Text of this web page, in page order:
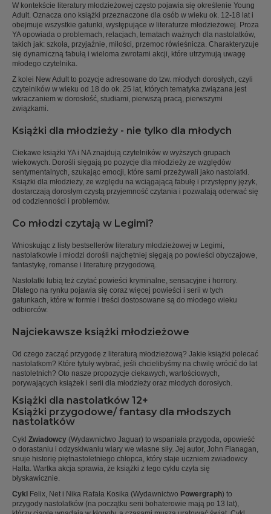
W kontekście literatury młodzieżowej często pojawia się określenie Young
Adult. Oznacza ono książki przeznaczone dla osób w wieku ok. 12-18 lat i
obejmuje wszystkie gatunki, występujące w literaturze młodzieżowej. Proza
YA opowiada o problemach, relacjach, tematach ważnych dla nastolatków,
takich jak: szkoła, przyjaźnie, miłości, przemoc rówieśnicza. Charakteryzuje
się dynamiczną fabułą i wieloma zwrotami akcji, które utrzymują uwagę
młodego czytelnika.
Z kolei New Adult to pozycje adresowane do tzw. młodych dorosłych, czyli
czytelników w wieku od 18 do ok. 25 lat, których tematyka związana jest
wkraczaniem w dorosłość, studiami, pierwszą pracą, pierwszymi
związkami.
Książki dla młodzieży - nie tylko dla młodych
Ciekawe książki YA i NA znajdują czytelników w wyższych grupach
wiekowych. Dorośli sięgają po pozycje dla młodzieży ze względów
sentymentalnych, szukając emocji, które sami przeżywali jako nastolatki.
Książki dla młodzieży, ze względu na wciągającą fabułę i przystępny język,
dostarczają dorosłym czystą przyjemność czytania i pozwalają oderwać się
od codzienności i problemów.
Co młodzi czytają w Legimi?
Wnioskując z listy bestsellerów literatury młodzieżowej w Legimi,
nastolatkowie i młodzi dorośli najchętniej sięgają po powieści obyczajowe,
fantastykę, romanse i literaturę przygodową.
Nastolatki lubią też czytać powieści kryminalne, sensacyjne i horrory.
Dlatego na rynku pojawia się coraz więcej powieści i serii w tych
gatunkach, które w formie i treści dostosowane są do młodego wieku
odbiorców.
Najciekawsze książki młodzieżowe
Od czego zacząć przygodę z literaturą młodzieżową? Jakie książki polecać
nastolatkom? Które tytuły wybrać, jeśli chcielibyśmy na chwilę wrócić do lat
nastoletnich? Oto nasze propozycje ciekawych, wartościowych,
porywających książek i serii dla młodzieży oraz młodych dorosłych.
Książki dla nastolatków 12+
Książki przygodowe/ fantasy dla młodszych
nastolatków
Cykl Zwiadowcy (Wydawnictwo Jaguar) to wspaniała przygoda, opowieść
o dorastaniu i odzyskiwaniu wiary we własne siły. Jej autor, John Flanagan,
snuje historię piętnastoletniego chłopca, który staje uczniem zwiadowcy
Halta. Wartka akcja sprawia, że książki z tego cyklu czyta się
błyskawicznie.
Cykl Felix, Net i Nika Rafała Kosika (Wydawnictwo Powergraph) to
przygody nastolatków (na początku serii bohaterowie mają po 13 lat),